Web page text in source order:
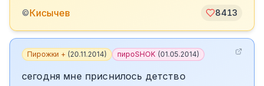
©Кисычев 8413
Пирожки + (20.11.2014) пироSHOK (01.05.2014)
сегодня мне приснилось детство